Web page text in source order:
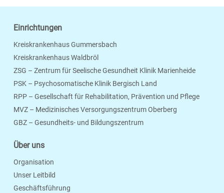
Seite Drucken
Einrichtungen
Kreiskrankenhaus Gummersbach
Kreiskrankenhaus Waldbröl
ZSG – Zentrum für Seelische Gesundheit Klinik Marienheide
PSK – Psychosomatische Klinik Bergisch Land
RPP – Gesellschaft für Rehabilitation, Prävention und Pflege
MVZ – Medizinisches Versorgungszentrum Oberberg
GBZ – Gesundheits- und Bildungszentrum
Über uns
Organisation
Unser Leitbild
Geschäftsführung